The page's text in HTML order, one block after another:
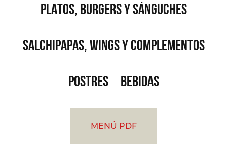
PLATOS, BURGERS Y SÁNGUCHES
SALCHIPAPAS, WINGS Y COMPLEMENTOS
POSTRES
BEBIDAS
MENÚ PDF